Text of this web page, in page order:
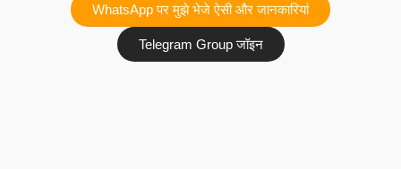
WhatsApp पर मुझे भेजे ऐसी और जानकारियां
Telegram Group जॉइन